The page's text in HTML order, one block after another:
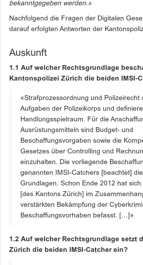
bekanntgegeben werden.»
Nachfolgend die Fragen der Digitalen
darauf erfolgten Antworten der
Auskunft
1.1 Auf welcher Rechtsgrundlage
Kantonspolizei Zürich die beiden IMSI-
«Strafprozessordnung und Polizeirecht
Aufgaben der Polizeikorps und
Handlungsspielraum. Für die
Ausrüstungsmitteln sind Budget- und
Beschaffungsvorgaben sowie die
Gesetzes über Controlling und
einzuhalten. Die vorliegende
genannten IMSI-Catchers [beachtet]
Grundlagen. Schon Ende 2012 hat
[des Kantons Zürich] im
verstärkten Bekämpfung der
Beschaffungsvorhaben befasst. […]»
1.2 Auf welcher Rechtsgrundlage setzt
Zürich die beiden IMSI-Catcher ein?